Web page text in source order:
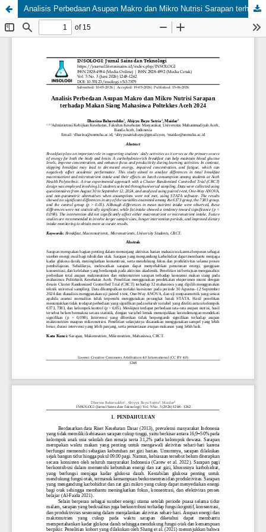
Analisis Perbedaan Asupan Makro dan Mikro Nutrisi Sarapan terhadap Makan Siang Mahasiswa Poltekkes Aceh 2024